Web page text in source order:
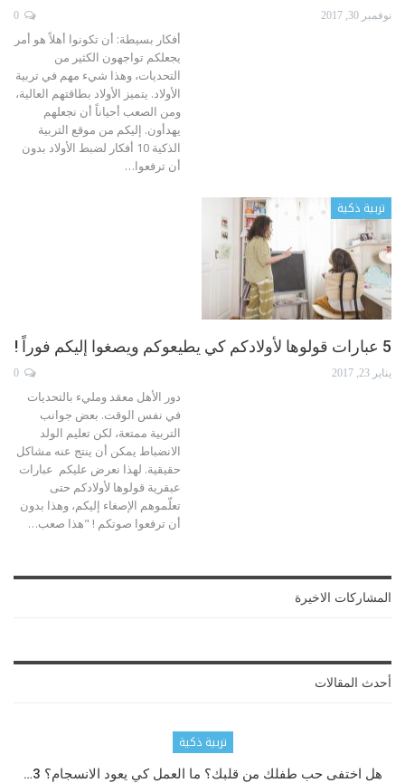
نوفمبر 30, 2017
أفكار بسيطة: أن تكونوا أهلاً هو أمر
يجعلكم تواجهون الكثير من
التحديات، وهذا شيء مهم في تربية
الأولاد. يتميز الأولاد بطاقتهم العالية،
ومن الصعب أحياناً أن نجعلهم
يهدأون. إليكم من موقع التربية
الذكية 10 أفكار لضبط الأولاد بدون
أن ترفعوا…
تربية ذكية
5 عبارات قولوها لأولادكم كي يطيعوكم ويصغوا إليكم فوراً !
يناير 23, 2017
دور الأهل معقد ومليء بالتحديات
في نفس الوقت. بعض جوانب
التربية ممتعة، لكن تعليم الولد
الانضباط يمكن أن ينتج عنه مشاكل
حقيقية. لهذا نعرض عليكم عبارات
عبقرية قولوها لأولادكم حتى
تعلّموهم الإصغاء إليكم، وهذا بدون
أن ترفعوا صوتكم ! "هذا صعب…
المشاركات الاخيرة
أحدث المقالات
تربية ذكية
هل اختفى حب طفلك من قلبك؟ ما العمل كي يعود الانسجام؟ 3…